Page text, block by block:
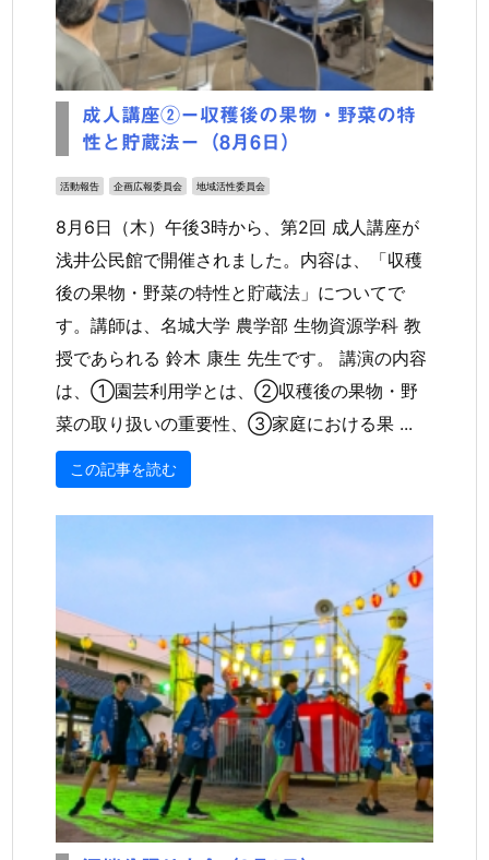
成人講座②ー収穫後の果物・野菜の特
性と貯蔵法ー（8月6日）
活動報告 企画広報委員会 地域活性委員会
8月6日（木）午後3時から、第2回 成人講座が
浅井公民館で開催されました。内容は、「収穫
後の果物・野菜の特性と貯蔵法」についてで
す。講師は、名城大学 農学部 生物資源学科 教
授であられる 鈴木 康生 先生です。 講演の内容
は、①園芸利用学とは、②収穫後の果物・野
菜の取り扱いの重要性、③家庭における果 ...
この記事を読む